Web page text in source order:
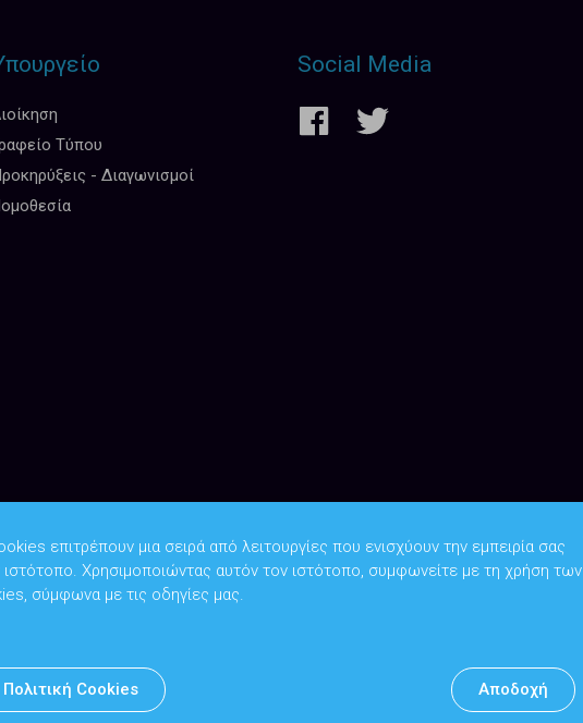
Τύπου
- Διαγωνισμοί
Social Media
Copyright © 2026Υπουργείο Ψηφιακής Διακυβέρνησης
επιτρέπουν μια σειρά από λειτουργίες που ενισχύουν την εμπειρία σας
ιστότοπο. Χρησιμοποιώντας αυτόν τον ιστότοπο, συμφωνείτε με τη χρήση των
σύμφωνα με τις οδηγίες μας.
Πολιτική Cookies Αποδοχή